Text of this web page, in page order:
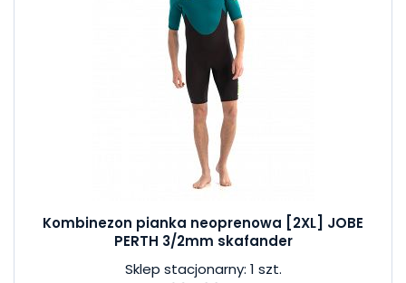
Kombinezon pianka neoprenowa [2XL] JOBE
PERTH 3/2mm skafander
Sklep stacjonarny: 1 szt.